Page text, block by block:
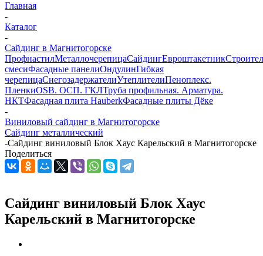
Главная
-
Каталог
-
Сайдинг в Магнитогорске
ПрофнастилМеталлочерепицаСайдингЕвроштакетник
смесиФасадные панелиОндулинГибкая
черепицаСнегозадержателиУтеплителиПеноплекс.
ПленкиOSB. ОСП. ГКЛТруба профильная. Арматура.
НКТФасадная плита HauberkФасадные плиты Дёке
-
Виниловый сайдинг в Магнитогорске
Сайдинг металлический
-Сайдинг виниловый Блок Хаус Карельский в Магнитогорске
Поделиться
Сайдинг виниловый Блок Хаус
Карельский в Магнитогорске